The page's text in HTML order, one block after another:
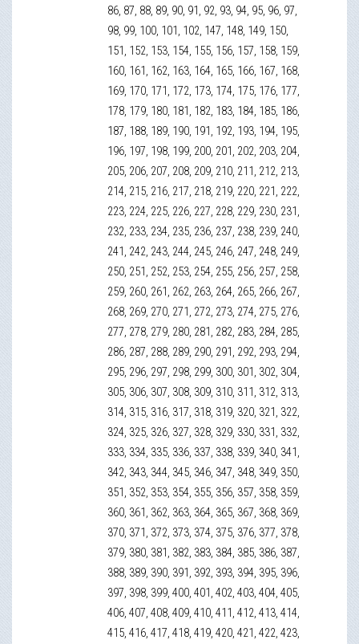
86, 87, 88, 89, 90, 91, 92, 93, 94, 95, 96, 97,
98, 99, 100, 101, 102, 147, 148, 149, 150,
151, 152, 153, 154, 155, 156, 157, 158, 159,
160, 161, 162, 163, 164, 165, 166, 167, 168,
169, 170, 171, 172, 173, 174, 175, 176, 177,
178, 179, 180, 181, 182, 183, 184, 185, 186,
187, 188, 189, 190, 191, 192, 193, 194, 195,
196, 197, 198, 199, 200, 201, 202, 203, 204,
205, 206, 207, 208, 209, 210, 211, 212, 213,
214, 215, 216, 217, 218, 219, 220, 221, 222,
223, 224, 225, 226, 227, 228, 229, 230, 231,
232, 233, 234, 235, 236, 237, 238, 239, 240,
241, 242, 243, 244, 245, 246, 247, 248, 249,
250, 251, 252, 253, 254, 255, 256, 257, 258,
259, 260, 261, 262, 263, 264, 265, 266, 267,
268, 269, 270, 271, 272, 273, 274, 275, 276,
277, 278, 279, 280, 281, 282, 283, 284, 285,
286, 287, 288, 289, 290, 291, 292, 293, 294,
295, 296, 297, 298, 299, 300, 301, 302, 304,
305, 306, 307, 308, 309, 310, 311, 312, 313,
314, 315, 316, 317, 318, 319, 320, 321, 322,
324, 325, 326, 327, 328, 329, 330, 331, 332,
333, 334, 335, 336, 337, 338, 339, 340, 341,
342, 343, 344, 345, 346, 347, 348, 349, 350,
351, 352, 353, 354, 355, 356, 357, 358, 359,
360, 361, 362, 363, 364, 365, 367, 368, 369,
370, 371, 372, 373, 374, 375, 376, 377, 378,
379, 380, 381, 382, 383, 384, 385, 386, 387,
388, 389, 390, 391, 392, 393, 394, 395, 396,
397, 398, 399, 400, 401, 402, 403, 404, 405,
406, 407, 408, 409, 410, 411, 412, 413, 414,
415, 416, 417, 418, 419, 420, 421, 422, 423,